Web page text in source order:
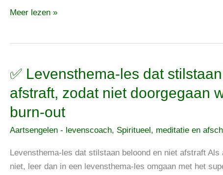
en
Meer lezen »
✅ Levensthema-les dat
afstraft, zodat niet doorgegaan
burn-out
Aartsengelen - levenscoach, Spiritueel, meditatie en
Levensthema-les dat stilstaan beloond en niet afstraft
niet, leer dan in een levensthema-les omgaan met het
✅
les
dat
stilstaan
en
niet